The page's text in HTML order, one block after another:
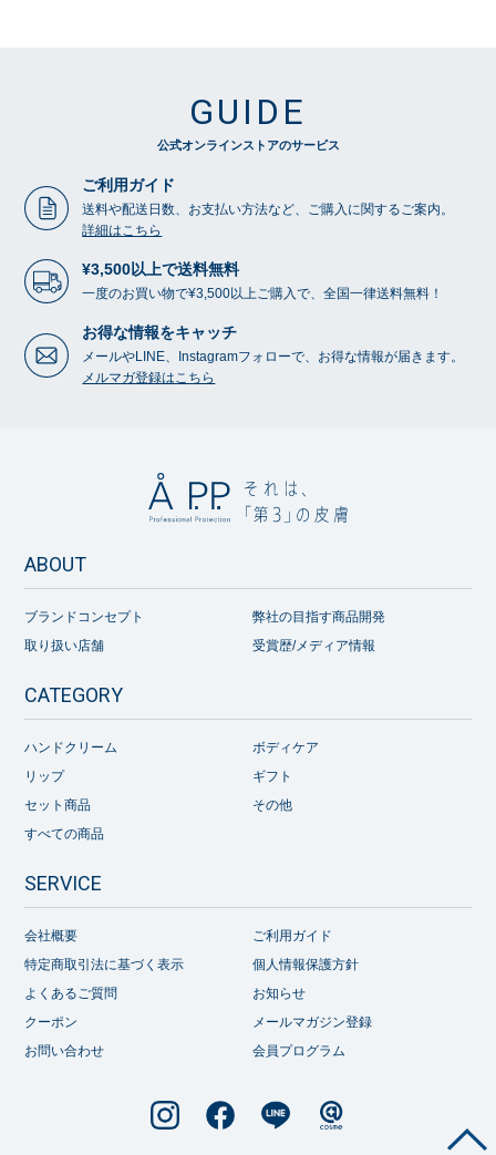
GUIDE
公式オンラインストアのサービス
ご利用ガイド
送料や配送日数、お支払い方法など、ご購入に関するご案内。
詳細はこちら
¥3,500以上で送料無料
一度のお買い物で¥3,500以上ご購入で、全国一律送料無料！
お得な情報をキャッチ
メールやLINE、Instagramフォローで、お得な情報が届きます。
メルマガ登録はこちら
ABOUT
ブランドコンセプト
弊社の目指す商品開発
取り扱い店舗
受賞歴/メディア情報
CATEGORY
ハンドクリーム
ボディケア
リップ
ギフト
セット商品
その他
すべての商品
SERVICE
会社概要
ご利用ガイド
特定商取引法に基づく表示
個人情報保護方針
よくあるご質問
お知らせ
クーポン
メールマガジン登録
お問い合わせ
会員プログラム